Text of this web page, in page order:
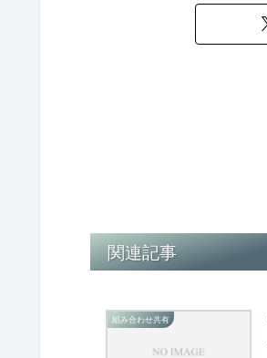
関連記事
組み合わせ共有